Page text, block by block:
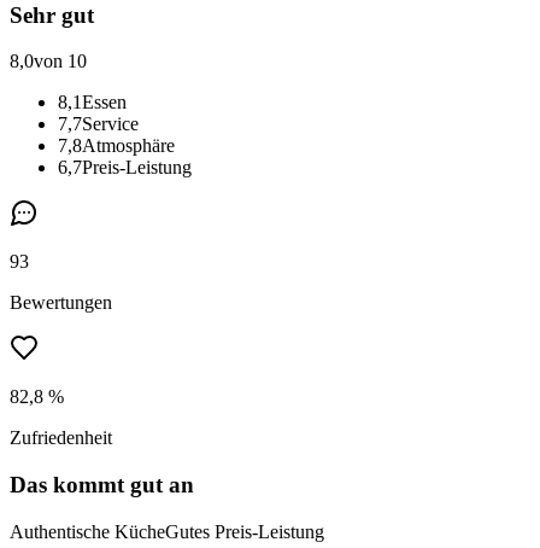
Sehr gut
8,0von 10
8,1Essen
7,7Service
7,8Atmosphäre
6,7Preis-Leistung
93
Bewertungen
82,8 %
Zufriedenheit
Das kommt gut an
Authentische KücheGutes Preis-Leistung